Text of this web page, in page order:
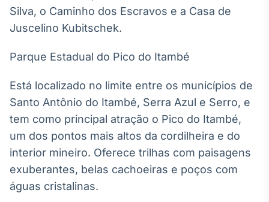
IA
BroadFast
Em breve
Silva, o Caminho dos Escravos e a Casa de
Juscelino Kubitschek.
Parque Estadual do Pico do Itambé
Está localizado no limite entre os municípios de
Santo Antônio do Itambé, Serra Azul e Serro, e
tem como principal atração o Pico do Itambé,
um dos pontos mais altos da cordilheira e do
interior mineiro. Oferece trilhas com paisagens
exuberantes, belas cachoeiras e poços com
águas cristalinas.